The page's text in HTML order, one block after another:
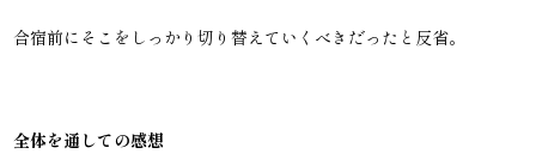
合宿前にそこをしっかり切り替えていくべきだったと反省。
全体を通しての感想